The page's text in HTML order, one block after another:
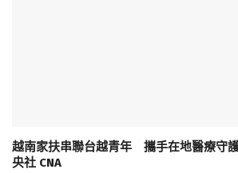
越南家扶串聯台越青年 攜手在地醫療守
央社 CNA